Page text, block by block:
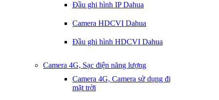
Đầu ghi hình IP Dahua
Camera HDCVI Dahua
Đầu ghi hình HDCVI Dahua
Camera 4G, Sạc điện năng lượng
Camera 4G, Camera sử dụng điện
mặt trời